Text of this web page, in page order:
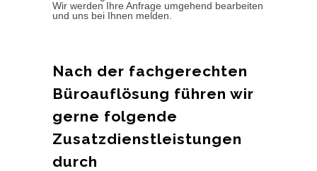
Wir werden Ihre Anfrage umgehend bearbeiten
und uns bei Ihnen melden.
Nach der fachgerechten
Büroauflösung führen wir
gerne folgende
Zusatzdienstleistungen
durch